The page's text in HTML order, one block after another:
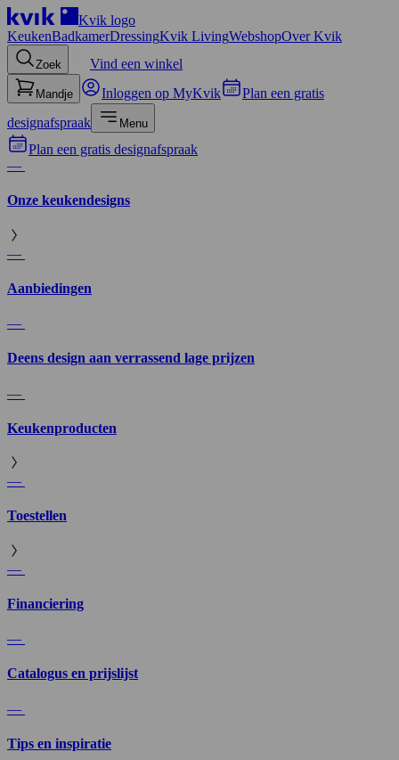
Kvik logo
KeukenBadkamerDressingKvik LivingWebshopOver Kvik
Zoek Vind een winkel
Mandje Inloggen op MyKvik
Plan een gratis
designafspraak
Menu
Plan een gratis designafspraak
—
Onze keukendesigns
—
Aanbiedingen
—
Deens design aan verrassend lage prijzen
—
Keukenproducten
—
Toestellen
—
Financiering
—
Catalogus en prijslijst
—
Tips en inspiratie